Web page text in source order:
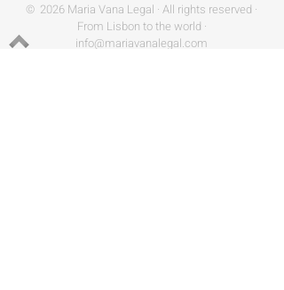
© 2026 Maria Vana Legal · All rights reserved ·
From Lisbon to the world ·
info@mariavanalegal.com